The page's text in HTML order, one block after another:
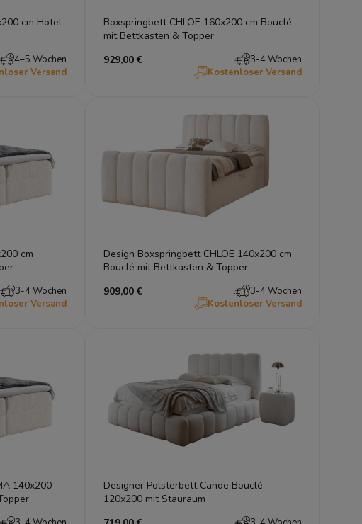
cm Hotel-
4–5 Wochen
Versand
Boxspringbett CHLOE 160x200 cm Bouclé
mit Bettkasten & Topper
929,00 €
3-4 Wochen
Kostenloser Versand
cm
3-4 Wochen
Versand
Design Boxspringbett CHLOE 140x200 cm
Bouclé mit Bettkasten & Topper
909,00 €
3-4 Wochen
Kostenloser Versand
140x200
Designer Polsterbett Cande Bouclé
120x200 mit Stauraum